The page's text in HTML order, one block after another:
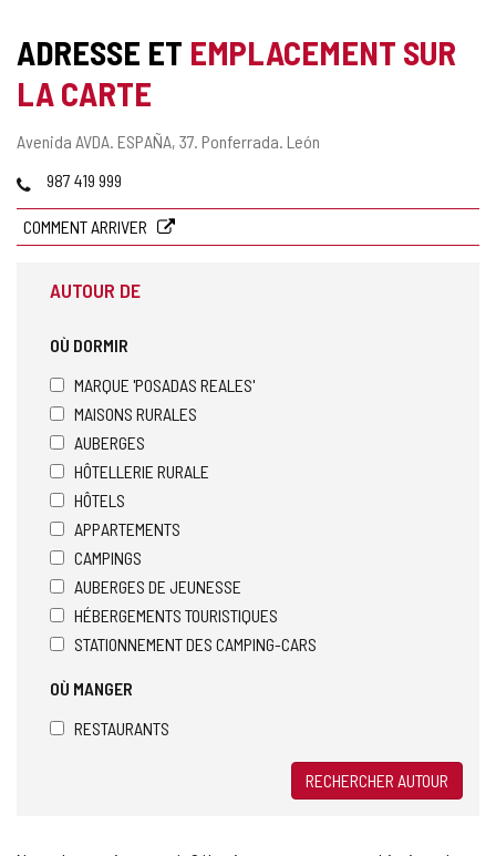
ADRESSE ET EMPLACEMENT SUR
LA CARTE
Adresse
Avenida AVDA. ESPAÑA, 37. Ponferrada. León
Téléphones
987 419 999
COMMENT ARRIVER
AUTOUR DE
OÙ DORMIR
MARQUE 'POSADAS REALES'
MAISONS RURALES
AUBERGES
HÔTELLERIE RURALE
HÔTELS
APPARTEMENTS
CAMPINGS
AUBERGES DE JEUNESSE
HÉBERGEMENTS TOURISTIQUES
STATIONNEMENT DES CAMPING-CARS
OÙ MANGER
RESTAURANTS
RECHERCHER AUTOUR